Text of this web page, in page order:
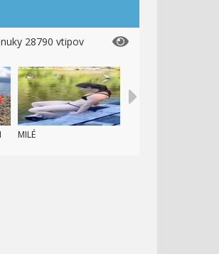
28790 vtipov
MILÉ